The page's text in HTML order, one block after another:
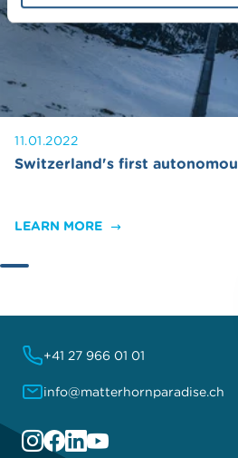
l
11.01.2022
Switzerland's first
LEARN MORE
+41 27 966 01 01
info@matterhornparadise.ch